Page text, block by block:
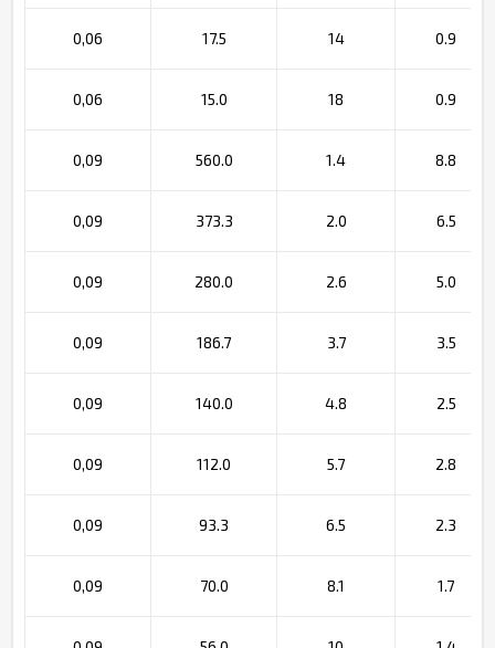
0,06 17.5 14 0.9
0,06 15.0 18 0.9
0,09 560.0 1.4 8.8
0,09 373.3 2.0 6.5
0,09 280.0 2.6 5.0
0,09 186.7 3.7 3.5
0,09 140.0 4.8 2.5
0,09 112.0 5.7 2.8
0,09 93.3 6.5 2.3
0,09 70.0 8.1 1.7